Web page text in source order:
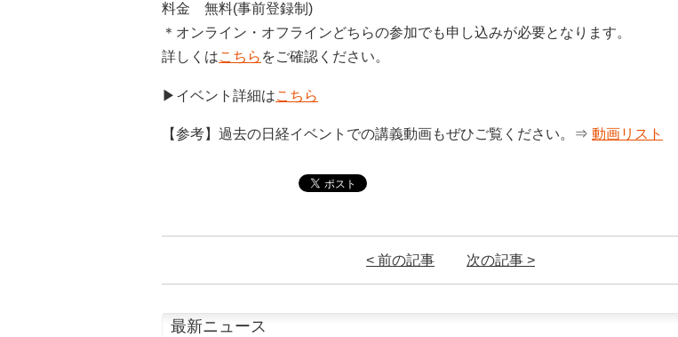
料金 無料(事前登録制)
＊オンライン・オフラインどちらの参加でも申し込みが必要となります。
詳しくはこちら をご確認ください。
▶イベント詳細はこちら
【参考】過去の日経イベントでの講義動画もぜひご覧ください。⇒ 動画リスト
< 前の記事 次の記事 >
最新ニュース